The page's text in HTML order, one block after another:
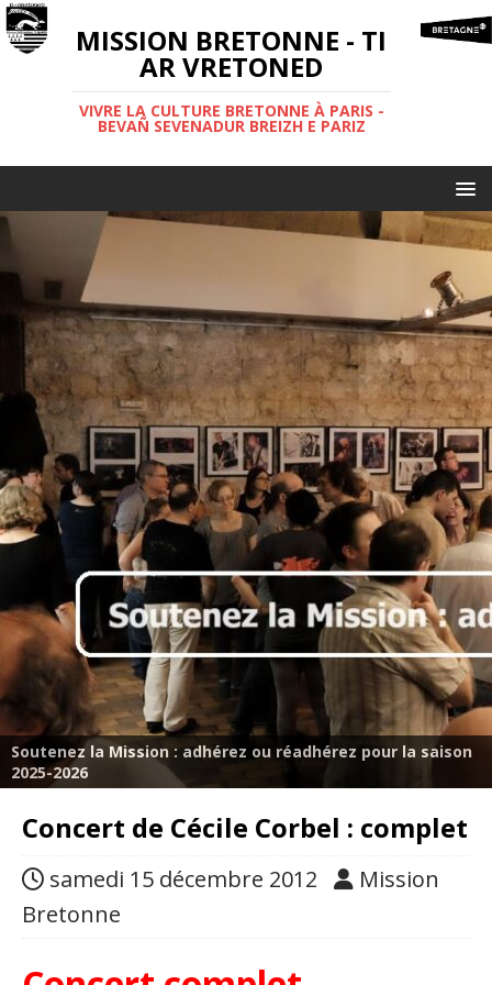
MISSION BRETONNE - TI
AR VRETONED
VIVRE LA CULTURE BRETONNE À PARIS -
BEVAÑ SEVENADUR BREIZH E PARIZ
Soutenez la Mission : adhérez ou réadhérez pour la saison
2025-2026
Concert de Cécile Corbel : complet
samedi 15 décembre 2012
Mission
Bretonne